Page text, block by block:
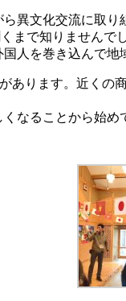
異文化交流に取
まで知りません
人を巻き込んで地
ります。近く
なることから始め